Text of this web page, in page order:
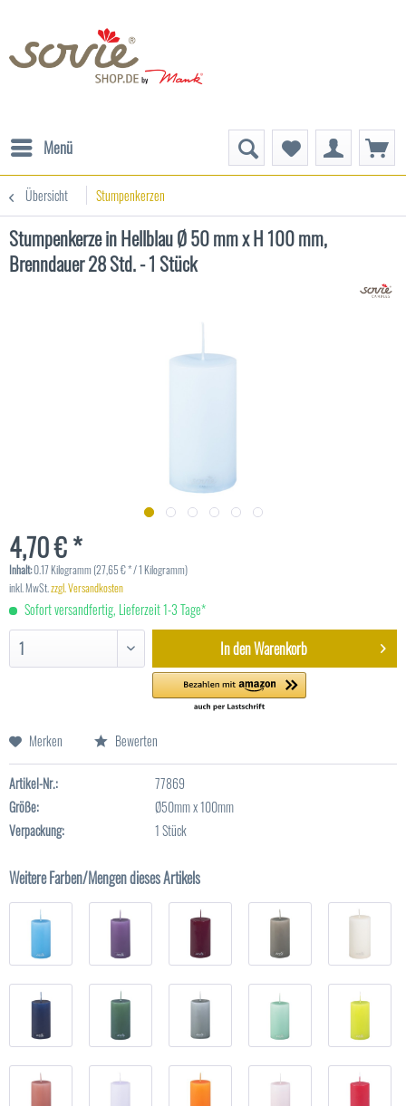
Menü
Übersicht Stumpenkerzen
Stumpenkerze in Hellblau Ø 50 mm x H 100 mm,
Brenndauer 28 Std. - 1 Stück
4,70 € *
Inhalt:0.17 Kilogramm (27,65 € * / 1 Kilogramm)
inkl. MwSt.zzgl. Versandkosten
Sofort versandfertig, Lieferzeit 1-3 Tage*
In denWarenkorb
Merken Bewerten
Artikel-Nr.:
77869
Größe:
Ø50mm x 100mm
Verpackung:
1 Stück
Weitere Farben/Mengen dieses Artikels